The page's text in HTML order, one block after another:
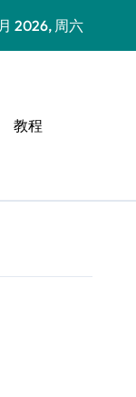
2026, 周六
教程